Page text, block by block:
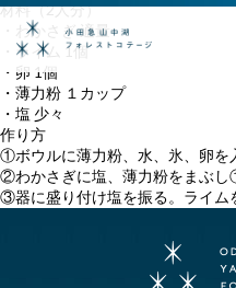
材料（2人分）
・わかさぎ 適量
・ライム 1個
・卵 1個
・薄力粉 １カップ
・塩 少々
作り方
①ボウルに薄力粉、水、氷、卵を
②わかさぎに塩、薄力粉をまぶし
③器に盛り付け塩を振る。ライム